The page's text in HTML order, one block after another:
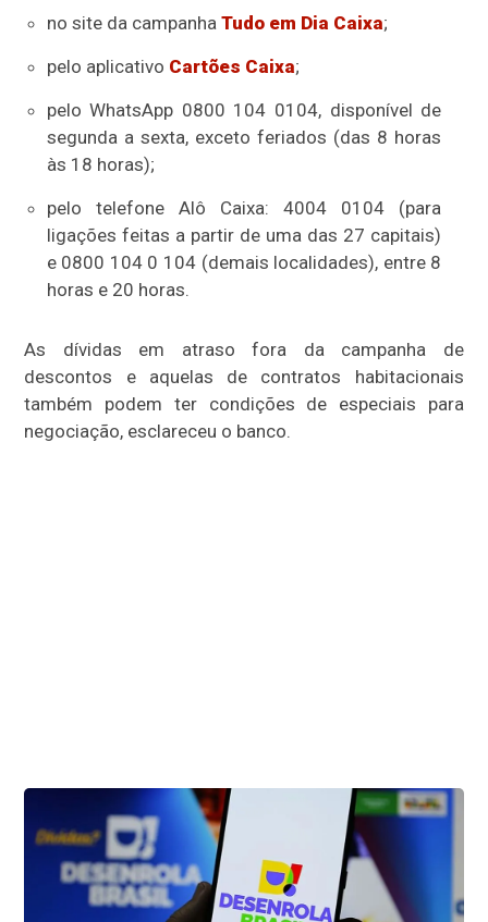
no site da campanha Tudo em Dia Caixa;
pelo aplicativo Cartões Caixa;
pelo WhatsApp 0800 104 0104, disponível de
segunda a sexta, exceto feriados (das 8 horas
às 18 horas);
pelo telefone Alô Caixa: 4004 0104 (para
ligações feitas a partir de uma das 27 capitais)
e 0800 104 0 104 (demais localidades), entre 8
horas e 20 horas.
As dívidas em atraso fora da campanha de
descontos e aquelas de contratos habitacionais
também podem ter condições de especiais para
negociação, esclareceu o banco.